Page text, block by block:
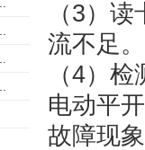
（3）
流不足。
（4）
电动平
故障现